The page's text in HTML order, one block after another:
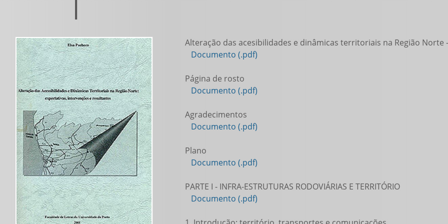
Alteração das acesibilidades e dinâmicas territoriais na Região Norte
Documento (.pdf)
Página de rosto
Documento (.pdf)
Agradecimentos
Documento (.pdf)
Plano
Documento (.pdf)
PARTE I - INFRA-ESTRUTURAS RODOVIÁRIAS E TERRITÓRIO
Documento (.pdf)